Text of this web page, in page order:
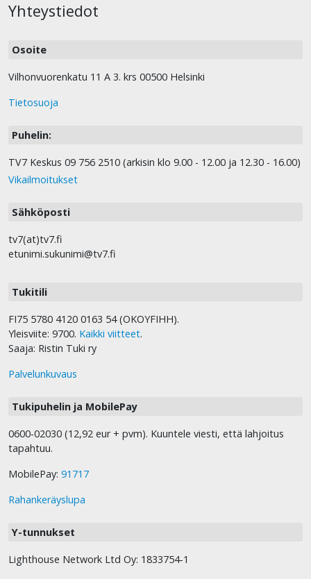
Yhteystiedot
Osoite
Vilhonvuorenkatu 11 A 3. krs 00500 Helsinki
Tietosuoja
Puhelin:
TV7 Keskus 09 756 2510 (arkisin klo 9.00 - 12.00 ja 12.30 - 16.00)
Vikailmoitukset
Sähköposti
tv7(at)tv7.fi
etunimi.sukunimi@tv7.fi
Tukitili
FI75 5780 4120 0163 54 (OKOYFIHH).
Yleisviite: 9700. Kaikki viitteet.
Saaja: Ristin Tuki ry
Palvelunkuvaus
Tukipuhelin ja MobilePay
0600-02030 (12,92 eur + pvm). Kuuntele viesti, että lahjoitus
tapahtuu.
MobilePay: 91717
Rahankeräyslupa
Y-tunnukset
Lighthouse Network Ltd Oy: 1833754-1